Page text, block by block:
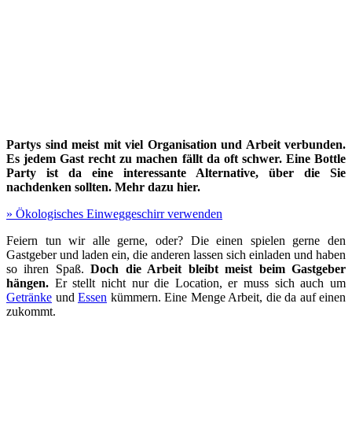
Partys sind meist mit viel Organisation und Arbeit verbunden.
Es jedem Gast recht zu machen fällt da oft schwer. Eine Bottle
Party ist da eine interessante Alternative, über die Sie
nachdenken sollten. Mehr dazu hier.
» Ökologisches Einweggeschirr verwenden
Feiern tun wir alle gerne, oder? Die einen spielen gerne den
Gastgeber und laden ein, die anderen lassen sich einladen und haben
so ihren Spaß.Doch die Arbeit bleibt meist beim Gastgeber
hängen. Er stellt nicht nur die Location, er muss sich auch um
Getränke und Essen kümmern. Eine Menge Arbeit, die da auf einen
zukommt.